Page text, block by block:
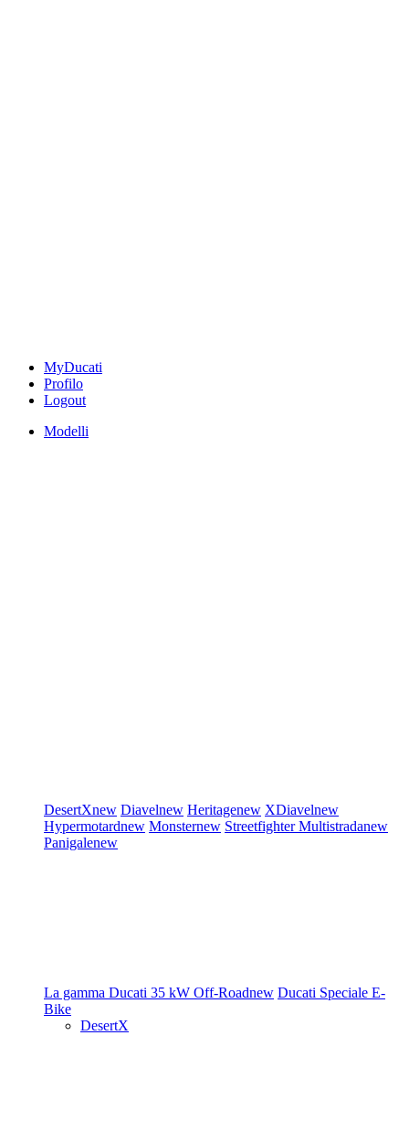
MyDucati
Profilo
Logout
Modelli
DesertXnew Diavelnew Heritagenew XDiavelnew
Hypermotardnew Monsternew StreetfighterMultistradanew
Panigalenew
La gamma Ducati 35 kW Off-Roadnew Ducati Speciale E-
Bike
DesertX